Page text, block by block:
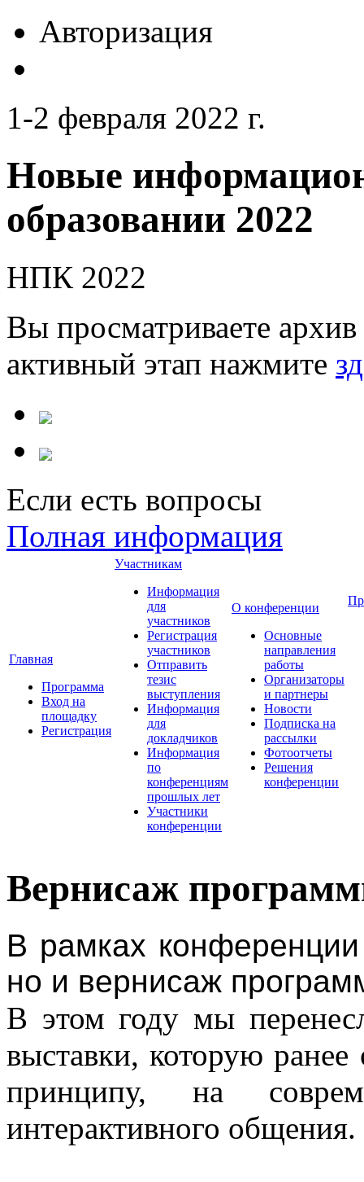
Авторизация
1-2 февраля 2022 г.
Новые
образовании 2022
НПК 2022
Вы просматриваете
активный этап нажмите
Если есть вопросы
Полная информация
Главная
Программа
Вход на
площадку
Регистрация
Участникам
Информация
для
участников
Регистрация
участников
Отправить
тезис
выступления
Информация
для
докладчиков
Информация
по
конференциям
прошлых лет
Участники
конференции
О конференции
Основные
направления
работы
Организаторы
и партнеры
Новости
Подписка на
рассылки
Фотоотчеты
Решения
конференции
Вернисаж
В рамках
но и вернисаж
В этом году мы
выставки, которую
принципу, на
интерактивного общения.